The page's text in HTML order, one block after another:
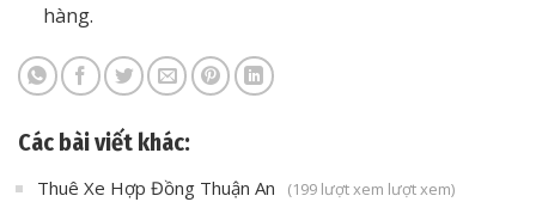
hàng.
Các bài viết khác:
Thuê Xe Hợp Đồng Thuận An (199 lượt xem lượt xem)